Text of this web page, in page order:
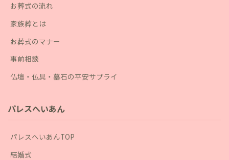
お葬式の流れ
家族葬とは
お葬式のマナー
事前相談
仏壇・仏具・墓石の平安サプライ
パレスへいあん
パレスへいあんTOP
結婚式